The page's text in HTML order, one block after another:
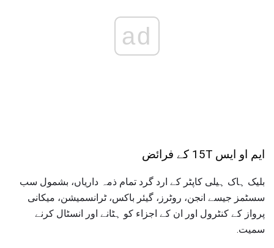
ad
ایم او ایس 15T کے فرائض
بلیک ہاک ہیلی کاپٹر کے ارد گرد تمام ذمہ داریاں، بشمول سب
سسٹمز جیسے انجن، روٹرز، گیئر باکس، ٹرانسمیشن، میکانی
پرواز کے کنٹرول اور ان کے اجزاء کو ہٹانے اور انسٹال کرنے
سمیت.